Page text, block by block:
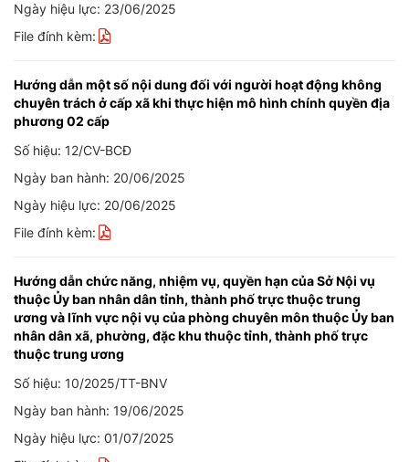
Ngày hiệu lực: 23/06/2025
File đính kèm:
Hướng dẫn một số nội dung đối với người hoạt động không
chuyên trách ở cấp xã khi thực hiện mô hình chính quyền địa
phương 02 cấp
Số hiệu: 12/CV-BCĐ
Ngày ban hành: 20/06/2025
Ngày hiệu lực: 20/06/2025
File đính kèm:
Hướng dẫn chức năng, nhiệm vụ, quyền hạn của Sở Nội vụ
thuộc Ủy ban nhân dân tỉnh, thành phố trực thuộc trung
ương và lĩnh vực nội vụ của phòng chuyên môn thuộc Ủy ban
nhân dân xã, phường, đặc khu thuộc tỉnh, thành phố trực
thuộc trung ương
Số hiệu: 10/2025/TT-BNV
Ngày ban hành: 19/06/2025
Ngày hiệu lực: 01/07/2025